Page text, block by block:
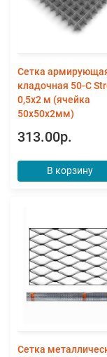
Сетка
кладочная 50-С
0,5х2 м (ячейка
50х50х2мм)
313.00р.
В корзину
Сетка